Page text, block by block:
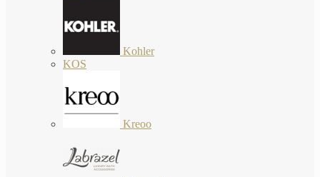
Kohler
KOS
Kreoo